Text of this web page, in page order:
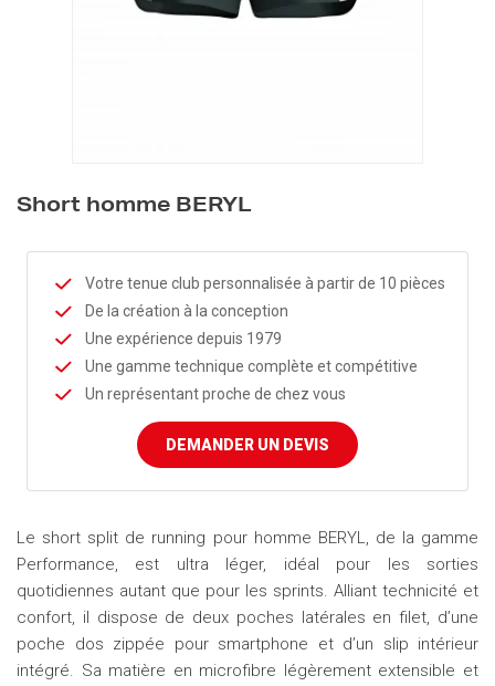
Short homme BERYL
Votre tenue club personnalisée à partir de 10 pièces
De la création à la conception
Une expérience depuis 1979
Une gamme technique complète et compétitive
Un représentant proche de chez vous
DEMANDER UN DEVIS
Le short split de running pour homme BERYL, de la gamme
Performance, est ultra léger, idéal pour les sorties
quotidiennes autant que pour les sprints. Alliant technicité et
confort, il dispose de deux poches latérales en filet, d’une
poche dos zippée pour smartphone et d’un slip intérieur
intégré. Sa matière en microfibre légèrement extensible et